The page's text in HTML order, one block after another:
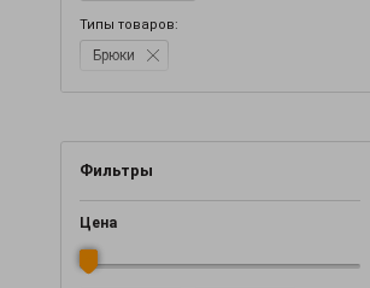
Типы товаров:
Брюки
Фильтры
Цена